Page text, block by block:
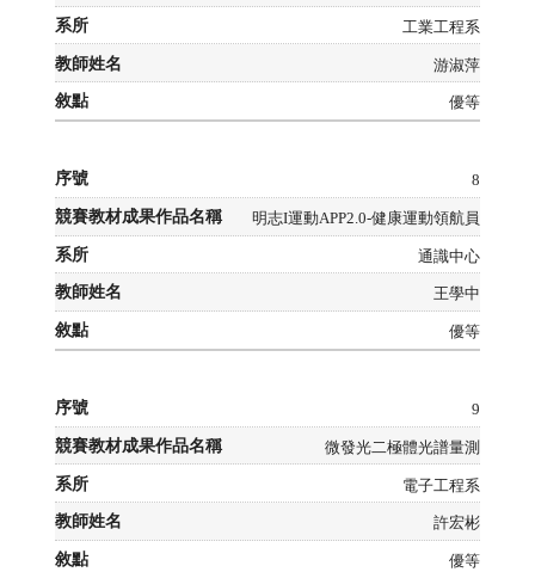
工業工程系
游淑萍
優等
8
明志I運動APP2.0-健康運動領航員
通識中心
王學中
優等
9
微發光二極體光譜量測
電子工程系
許宏彬
優等